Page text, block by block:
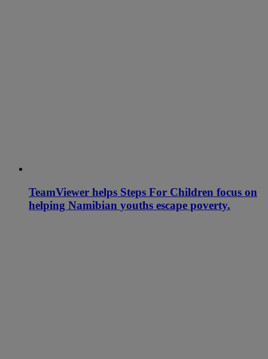
TeamViewer helps Steps For Children focus on
helping Namibian youths escape poverty.